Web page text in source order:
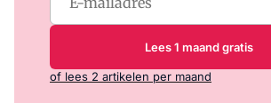
Lees 1 maand gratis
of lees 2 artikelen per maand